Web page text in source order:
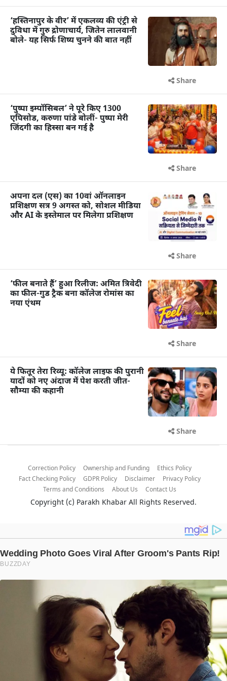
‘हस्तिनापुर के वीर’ में एकलव्य की एंट्री से
दुविधा में गुरु द्रोणाचार्य, जितेन लालवानी
बोले- यह सिर्फ शिष्य चुनने की बात नहीं
Share
‘पुष्पा इम्पॉसिबल’ ने पूरे किए 1300
एपिसोड, करुणा पांडे बोलीं- पुष्पा मेरी
जिंदगी का हिस्सा बन गई है
Share
अपना दल (एस) का 10वां ऑनलाइन
प्रशिक्षण सत्र 9 अगस्त को, सोशल मीडिया
और AI के इस्तेमाल पर मिलेगा प्रशिक्षण
Share
‘फील बनाते हैं’ हुआ रिलीज: अमित त्रिवेदी
का फील-गुड ट्रैक बना कॉलेज रोमांस का
नया एंथम
Share
ये फितूर तेरा रिव्यू: कॉलेज लाइफ की पुरानी
यादों को नए अंदाज में पेश करती जीत-
सौम्या की कहानी
Share
Correction Policy Ownership and Funding
Ethics Policy
Fact Checking Policy
GDPR Policy Disclaimer
Privacy Policy
Terms and Conditions
About Us Contact Us
Copyright (c) Parakh Khabar All Rights Reserved.